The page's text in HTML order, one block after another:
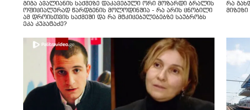
გიგა ავალიანის საქმეზე დაკავებული ორი მოზარდი ბრალის
ოფიციალურად წარდგენის მოლოდინშია - რა არის ცნობილი
ამ დროისთვის საქმეში და რა მტკიცებულებებზე საუბრობს
ეკა კუპატაძე?
რა
მიზეზი